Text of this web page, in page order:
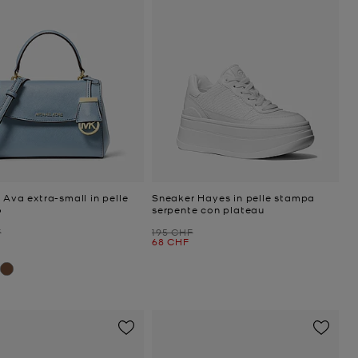
Ava extra-small in pelle
Sneaker Hayes in pelle stampa
serpente con plateau
Prezzo iniziale
195 CHF
Prezzo attuale
68 CHF